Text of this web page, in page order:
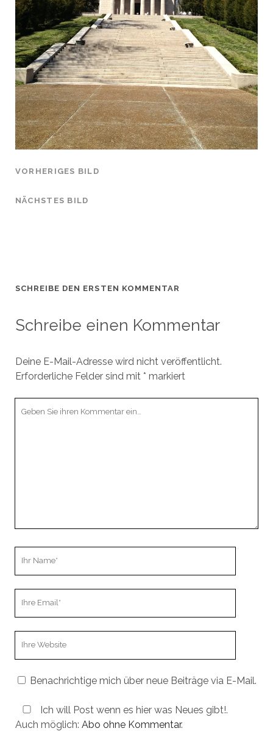
VORHERIGES BILD
NÄCHSTES BILD
SCHREIBE DEN ERSTEN KOMMENTAR
Schreibe einen Kommentar
Deine E-Mail-Adresse wird nicht veröffentlicht.
Erforderliche Felder sind mit * markiert
Benachrichtige mich über neue Beiträge via E-Mail.
Ich will Post wenn es hier was Neues gibt!.
Auch möglich: Abo ohne Kommentar.